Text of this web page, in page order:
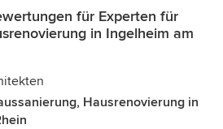
für Experten für
in Ingelheim am
Hausrenovierung in